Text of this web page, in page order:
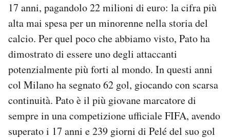
17 anni, pagandolo 22 milioni di euro: la cifra più
alta mai spesa per un minorenne nella storia del
calcio. Per quel poco che abbiamo visto, Pato ha
dimostrato di essere uno degli attaccanti
potenzialmente più forti al mondo. In questi anni
col Milano ha segnato 62 gol, giocando con scarsa
continuità. Pato è il più giovane marcatore di
sempre in una competizione ufficiale FIFA, avendo
superato i 17 anni e 239 giorni di Pelé del suo gol